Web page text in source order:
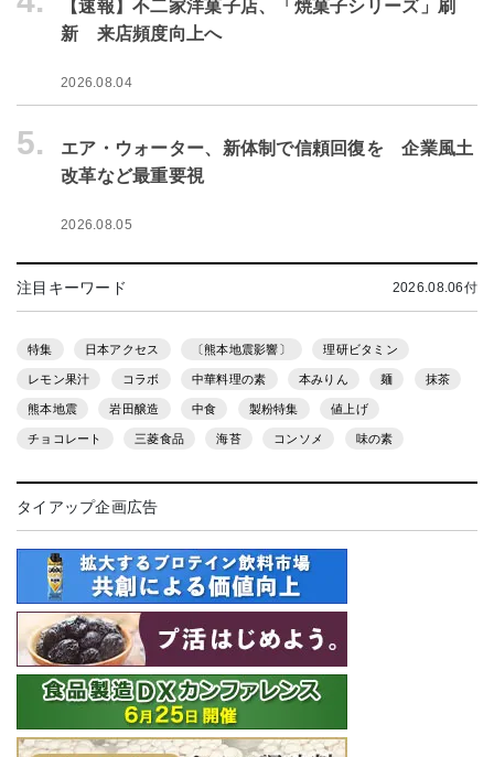
【速報】不二家洋菓子店、「焼菓子シリーズ」刷
新 来店頻度向上へ
2026.08.04
5.
エア・ウォーター、新体制で信頼回復を 企業風土
改革など最重要視
2026.08.05
注目キーワード 2026.08.06付
特集 日本アクセス 〔熊本地震影響〕 理研ビタミン
レモン果汁 コラボ 中華料理の素 本みりん 麺 抹茶
熊本地震 岩田醸造 中食 製粉特集 値上げ
チョコレート 三菱食品 海苔 コンソメ 味の素
タイアップ企画広告